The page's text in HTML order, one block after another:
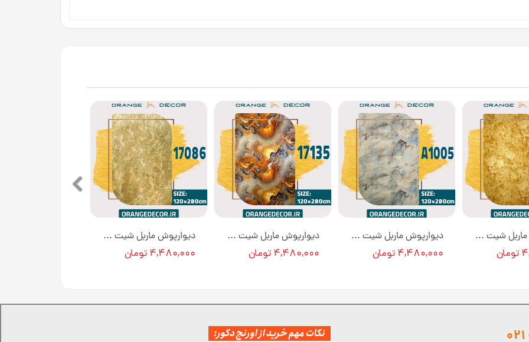
دیوارپوش ماربل شیت رنگ طلایی کد 17086 [انبار تهران]
۴,۴۸۰,۰۰۰ تومان
دیوارپوش ماربل شیت پی وی سی کد 17135 طرح آتشی [انبار تهران]
۴,۴۸۰,۰۰۰ تومان
دیوارپوش ماربل شیت پی وی سی کد A1005 [انبار تهران]
۴,۴۸۰,۰۰۰ تومان
دیوارپوش ماربل شیت پی وی سی رنگ طلایی کد A1015 [انبار تهران]
نکات مهم خرید از اورنج دکور: